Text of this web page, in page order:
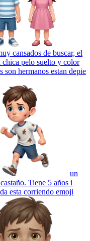
cansados de buscar, el
pelo suelto y color
son hermanos estan depie
un
Tiene 5 años i
esta corriendo emoji